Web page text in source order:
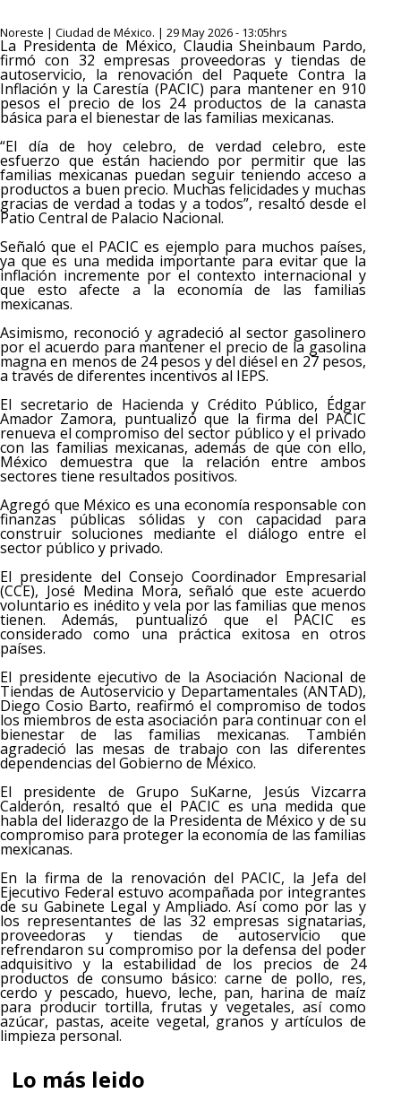
Noreste | Ciudad de México. | 29 May 2026 - 13:05hrs
La Presidenta de México, Claudia Sheinbaum Pardo,
firmó con 32 empresas proveedoras y tiendas de
autoservicio, la renovación del Paquete Contra la
Inflación y la Carestía (PACIC) para mantener en 910
pesos el precio de los 24 productos de la canasta
básica para el bienestar de las familias mexicanas.
“El día de hoy celebro, de verdad celebro, este
esfuerzo que están haciendo por permitir que las
familias mexicanas puedan seguir teniendo acceso a
productos a buen precio. Muchas felicidades y muchas
gracias de verdad a todas y a todos”, resaltó desde el
Patio Central de Palacio Nacional.
Señaló que el PACIC es ejemplo para muchos países,
ya que es una medida importante para evitar que la
inflación incremente por el contexto internacional y
que esto afecte a la economía de las familias
mexicanas.
Asimismo, reconoció y agradeció al sector gasolinero
por el acuerdo para mantener el precio de la gasolina
magna en menos de 24 pesos y del diésel en 27 pesos,
a través de diferentes incentivos al IEPS.
El secretario de Hacienda y Crédito Público, Édgar
Amador Zamora, puntualizó que la firma del PACIC
renueva el compromiso del sector público y el privado
con las familias mexicanas, además de que con ello,
México demuestra que la relación entre ambos
sectores tiene resultados positivos.
Agregó que México es una economía responsable con
finanzas públicas sólidas y con capacidad para
construir soluciones mediante el diálogo entre el
sector público y privado.
El presidente del Consejo Coordinador Empresarial
(CCE), José Medina Mora, señaló que este acuerdo
voluntario es inédito y vela por las familias que menos
tienen. Además, puntualizó que el PACIC es
considerado como una práctica exitosa en otros
países.
El presidente ejecutivo de la Asociación Nacional de
Tiendas de Autoservicio y Departamentales (ANTAD),
Diego Cosio Barto, reafirmó el compromiso de todos
los miembros de esta asociación para continuar con el
bienestar de las familias mexicanas. También
agradeció las mesas de trabajo con las diferentes
dependencias del Gobierno de México.
El presidente de Grupo SuKarne, Jesús Vizcarra
Calderón, resaltó que el PACIC es una medida que
habla del liderazgo de la Presidenta de México y de su
compromiso para proteger la economía de las familias
mexicanas.
En la firma de la renovación del PACIC, la Jefa del
Ejecutivo Federal estuvo acompañada por integrantes
de su Gabinete Legal y Ampliado. Así como por las y
los representantes de las 32 empresas signatarias,
proveedoras y tiendas de autoservicio que
refrendaron su compromiso por la defensa del poder
adquisitivo y la estabilidad de los precios de 24
productos de consumo básico: carne de pollo, res,
cerdo y pescado, huevo, leche, pan, harina de maíz
para producir tortilla, frutas y vegetales, así como
azúcar, pastas, aceite vegetal, granos y artículos de
limpieza personal.
Lo más leido